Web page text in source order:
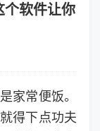
个软件让你
家常便饭。
得下点功夫